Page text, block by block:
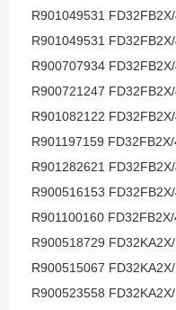
R901049531
R901049531
R900707934
R900721247
R901082122
R901197159
R901282621
R900516153
R901100160
R900518729
R900515067
R900523558